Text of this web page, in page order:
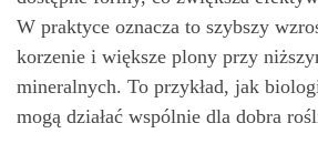
W praktyce oznacza to szybszy
korzenie i większe plony przy
mineralnych. To przykład, jak
mogą działać wspólnie dla dobra